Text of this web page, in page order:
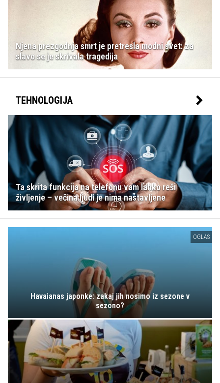
Njena prezgodnja smrt je pretresla modni svet: za
slavo se je skrivala tragedija
TEHNOLOGIJA
Ta skrita funkcija na telefonu vam lahko reši
življenje – večina ljudi je nima nastavljene
OGLAS
Havaianas japonke: zakaj jih nosimo iz sezone v
sezono?